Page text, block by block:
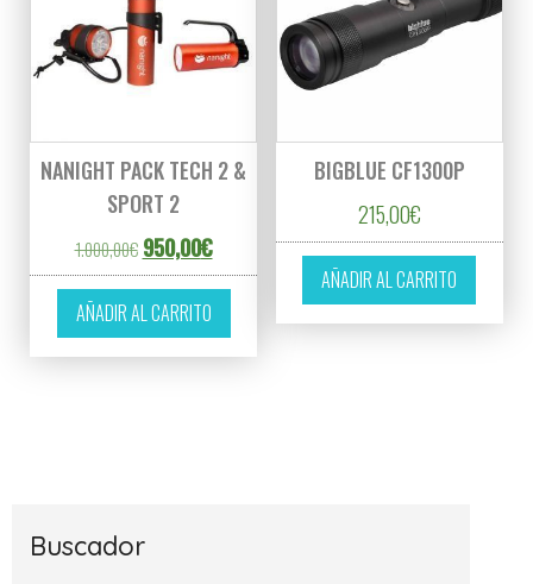
NANIGHT PACK TECH 2 &
SPORT 2
1.000,00€ El precio original era: 1.000,00€.
950,00€El precio actual es: 950,00€.
AÑADIR AL CARRITO
BIGBLUE CF1300P
215,00€
AÑADIR AL CARRITO
Buscador